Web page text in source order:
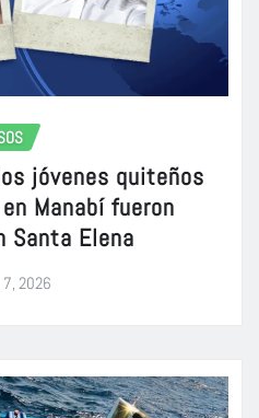
jóvenes quiteños
Manabí fueron
Santa Elena
7, 2026